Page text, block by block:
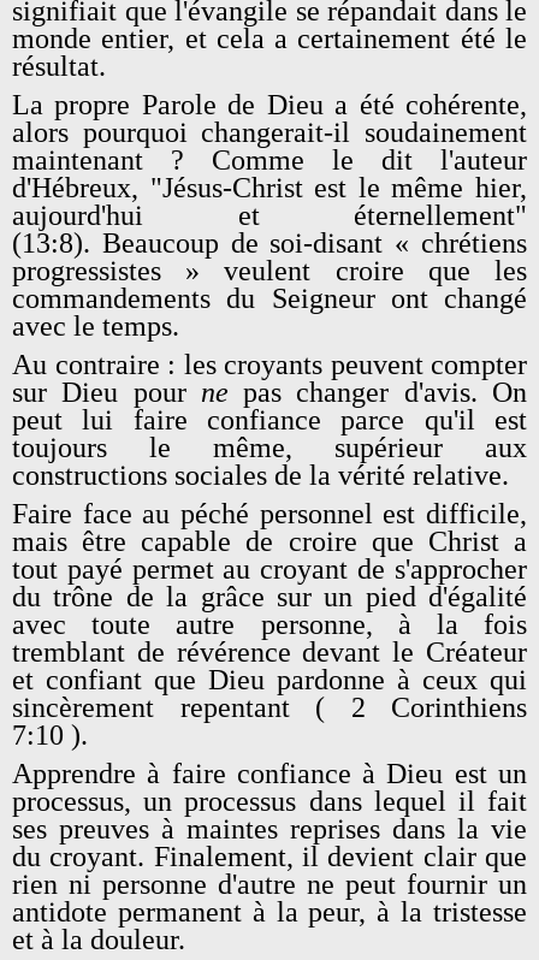
signifiait que l'évangile se répandait dans le
monde entier, et cela a certainement été le
résultat.
La propre Parole de Dieu a été cohérente,
alors pourquoi changerait-il soudainement
maintenant ? Comme le dit l'auteur
d'Hébreux, "Jésus-Christ est le même hier,
aujourd'hui et éternellement"
(13:8). Beaucoup de soi-disant « chrétiens
progressistes » veulent croire que les
commandements du Seigneur ont changé
avec le temps.
Au contraire : les croyants peuvent compter
sur Dieu pour ne pas changer d'avis. On
peut lui faire confiance parce qu'il est
toujours le même, supérieur aux
constructions sociales de la vérité relative.
Faire face au péché personnel est difficile,
mais être capable de croire que Christ a
tout payé permet au croyant de s'approcher
du trône de la grâce sur un pied d'égalité
avec toute autre personne, à la fois
tremblant de révérence devant le Créateur
et confiant que Dieu pardonne à ceux qui
sincèrement repentant ( 2 Corinthiens
7:10 ).
Apprendre à faire confiance à Dieu est un
processus, un processus dans lequel il fait
ses preuves à maintes reprises dans la vie
du croyant. Finalement, il devient clair que
rien ni personne d'autre ne peut fournir un
antidote permanent à la peur, à la tristesse
et à la douleur.